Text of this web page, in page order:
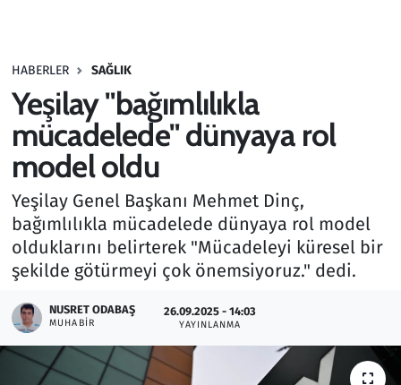
HABERLER SAĞLIK
Yeşilay "bağımlılıkla
mücadelede" dünyaya rol
model oldu
Yeşilay Genel Başkanı Mehmet Dinç,
bağımlılıkla mücadelede dünyaya rol model
olduklarını belirterek "Mücadeleyi küresel bir
şekilde götürmeyi çok önemsiyoruz." dedi.
NUSRET ODABAŞ
MUHABIR
26.09.2025 - 14:03
YAYINLANMA
Haber
Kültür Sanat
Kurumsal Haberler
Lezzet Durağı
Memur ve Kamu
Otomobil
Oyun